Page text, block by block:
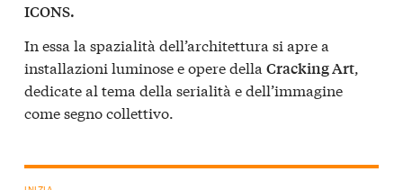
ICONS.
In essa la spazialità dell’architettura si apre a
installazioni luminose e opere della Cracking Art,
dedicate al tema della serialità e dell’immagine
come segno collettivo.